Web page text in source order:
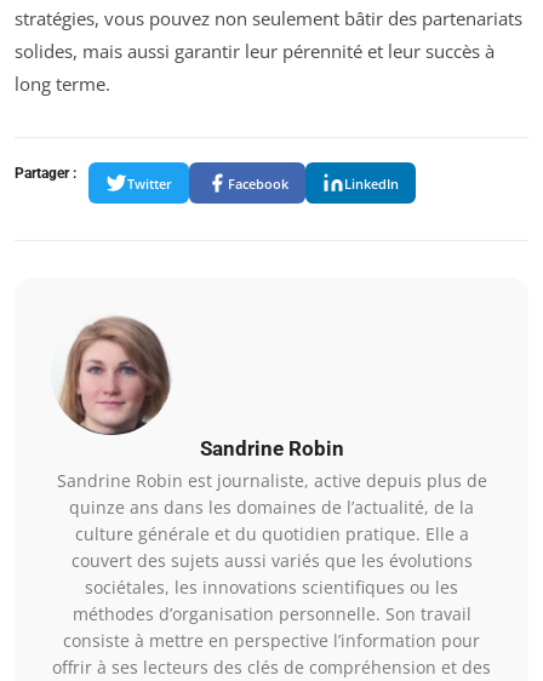
stratégies, vous pouvez non seulement bâtir des partenariats
solides, mais aussi garantir leur pérennité et leur succès à
long terme.
Partager :
Twitter Facebook LinkedIn
Sandrine Robin
Sandrine Robin est journaliste, active depuis plus de
quinze ans dans les domaines de l’actualité, de la
culture générale et du quotidien pratique. Elle a
couvert des sujets aussi variés que les évolutions
sociétales, les innovations scientifiques ou les
méthodes d’organisation personnelle. Son travail
consiste à mettre en perspective l’information pour
offrir à ses lecteurs des clés de compréhension et des